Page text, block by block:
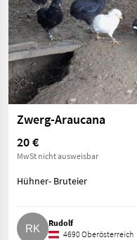
Zwerg-Araucana
20 €
MwSt nicht ausweisbar
Hühner- Bruteier
Rudolf
4690 Oberösterreich